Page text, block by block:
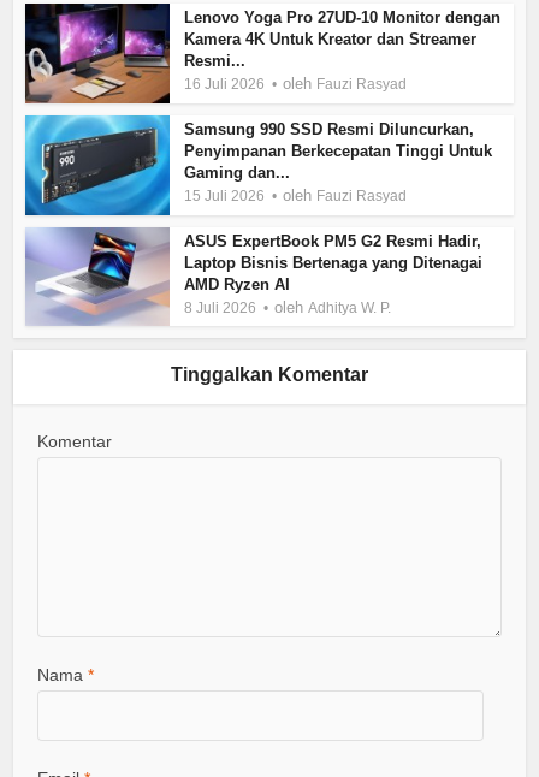
Lenovo Yoga Pro 27UD-10 Monitor dengan
Kamera 4K Untuk Kreator dan Streamer
Resmi...
16 Juli 2026 oleh Fauzi Rasyad
Samsung 990 SSD Resmi Diluncurkan,
Penyimpanan Berkecepatan Tinggi Untuk
Gaming dan...
15 Juli 2026 oleh Fauzi Rasyad
ASUS ExpertBook PM5 G2 Resmi Hadir,
Laptop Bisnis Bertenaga yang Ditenagai
AMD Ryzen AI
8 Juli 2026 olehAdhitya W. P.
Tinggalkan Komentar
Komentar
Nama*